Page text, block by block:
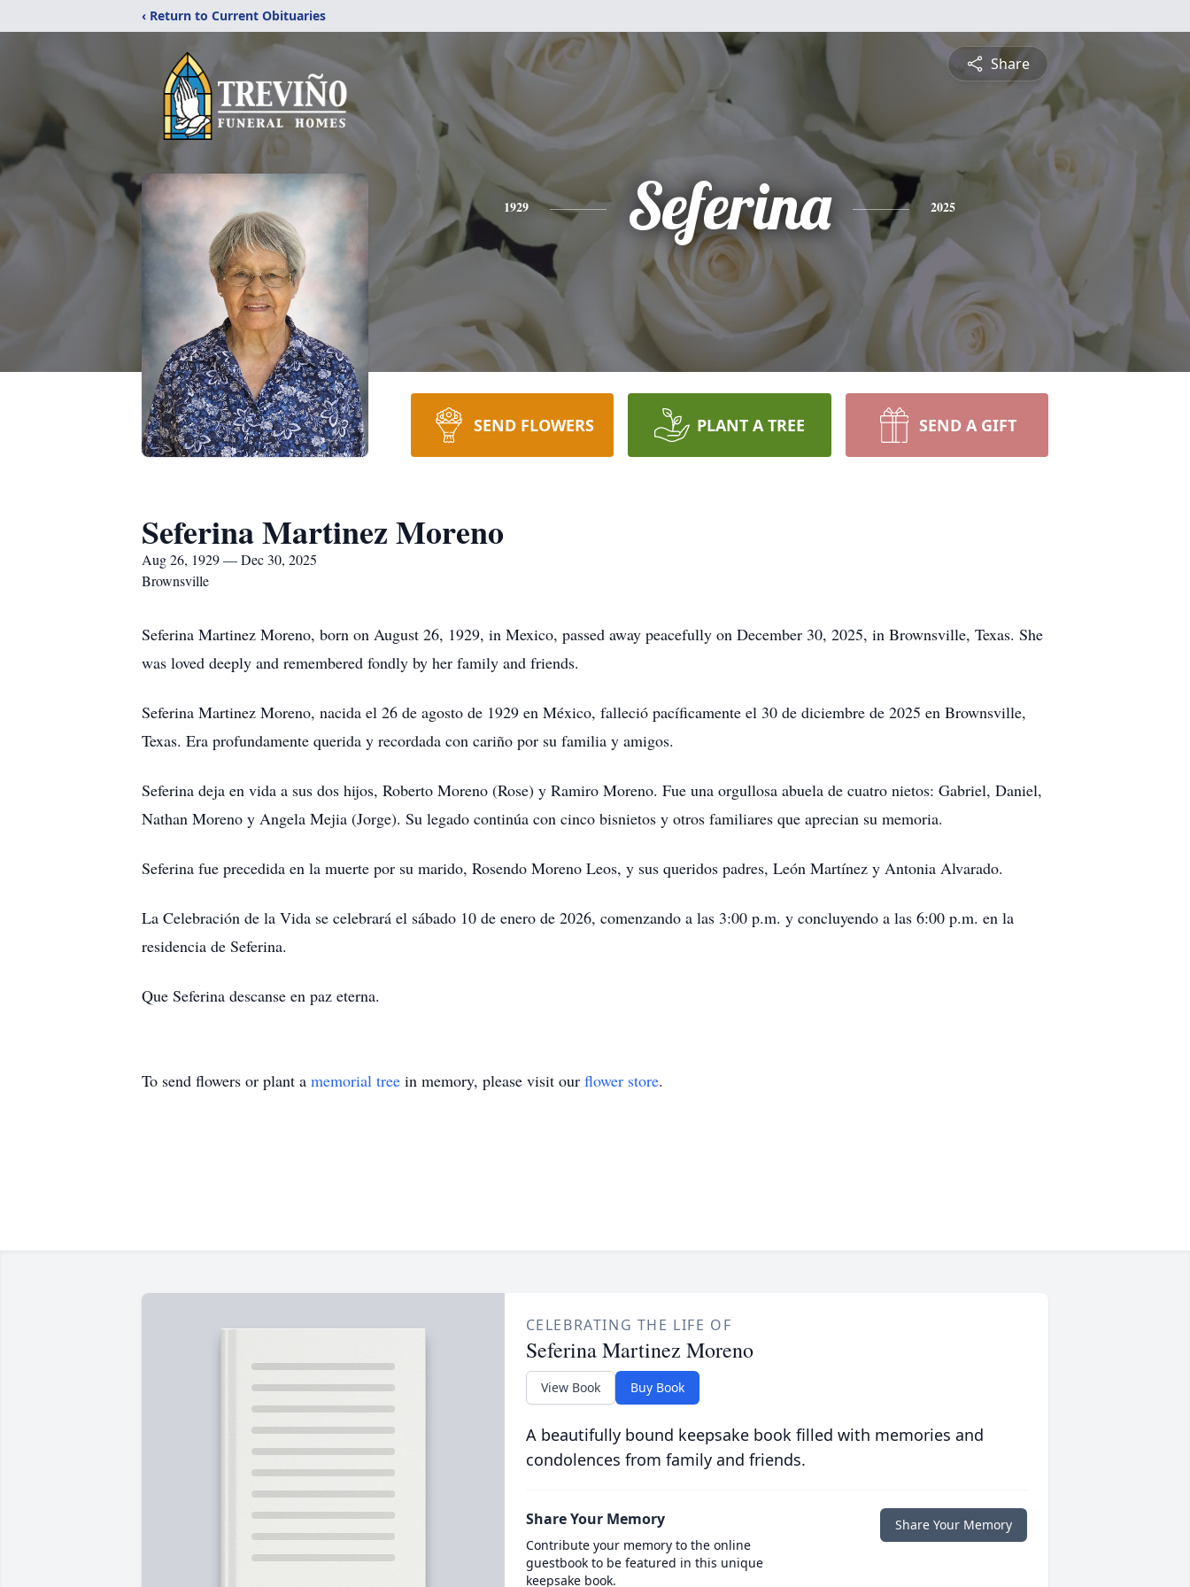
‹ Return to Current Obituaries
Share
1929 Seferina 2025
SEND FLOWERS PLANT A TREE SEND A GIFT
Seferina Martinez Moreno
Aug 26, 1929 — Dec 30, 2025
Brownsville
Seferina Martinez Moreno, born on August 26, 1929, in Mexico, passed away peacefully on December 30, 2025, in Brownsville, Texas. She
was loved deeply and remembered fondly by her family and friends.
Seferina Martinez Moreno, nacida el 26 de agosto de 1929 en México, falleció pacíficamente el 30 de diciembre de 2025 en Brownsville,
Texas. Era profundamente querida y recordada con cariño por su familia y amigos.
Seferina deja en vida a sus dos hijos, Roberto Moreno (Rose) y Ramiro Moreno. Fue una orgullosa abuela de cuatro nietos: Gabriel, Daniel,
Nathan Moreno y Angela Mejia (Jorge). Su legado continúa con cinco bisnietos y otros familiares que aprecian su memoria.
Seferina fue precedida en la muerte por su marido, Rosendo Moreno Leos, y sus queridos padres, León Martínez y Antonia Alvarado.
La Celebración de la Vida se celebrará el sábado 10 de enero de 2026, comenzando a las 3:00 p.m. y concluyendo a las 6:00 p.m. en la
residencia de Seferina.
Que Seferina descanse en paz eterna.
To send flowers or plant a memorial tree in memory, please visit our flower store.
CELEBRATING THE LIFE OF
Seferina Martinez Moreno
View Book Buy Book
A beautifully bound keepsake book filled with memories and
condolences from family and friends.
Share Your Memory
Contribute your memory to the online
guestbook to be featured in this unique
keepsake book.
Share Your Memory